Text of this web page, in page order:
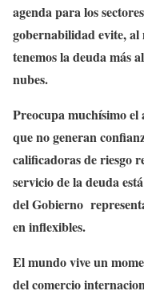
agenda para los
gobernabilidad evite,
tenemos la deuda más
nubes.
Preocupa muchísimo el
que no generan
calificadoras de riesgo
servicio de la deuda
del Gobierno
en inflexibles.
El mundo vive un
del comercio